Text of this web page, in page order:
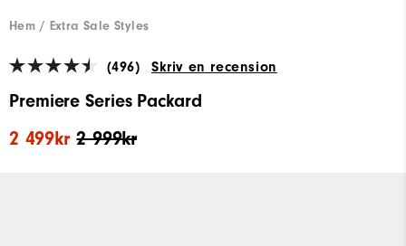
Hem
Extra Sale Styles
(496) Skriv en recension
Premiere Series Packard
2 999kr
2 499kr